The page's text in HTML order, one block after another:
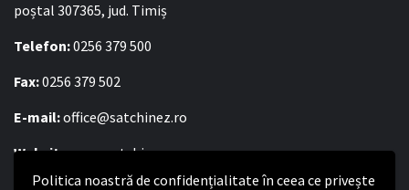
Politica noastră de confidențialitate în ceea ce privește
poștal 307365, jud. Timiș
Telefon:0256 379 500
Fax:0256 379 502
E-mail:office@satchinez.ro
Website:www.satchinez.ro